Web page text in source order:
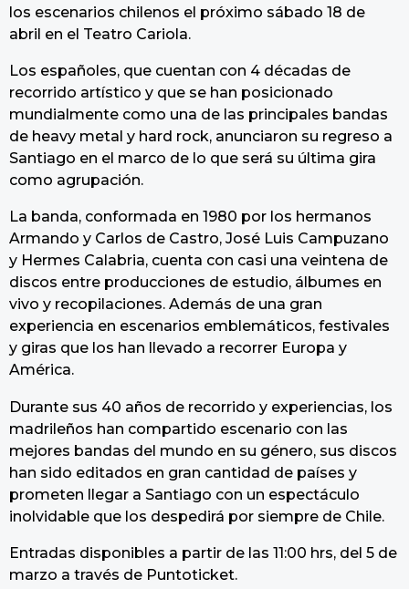
los escenarios chilenos el próximo sábado 18 de
abril en el Teatro Cariola.
Los españoles, que cuentan con 4 décadas de
recorrido artístico y que se han posicionado
mundialmente como una de las principales bandas
de heavy metal y hard rock, anunciaron su regreso a
Santiago en el marco de lo que será su última gira
como agrupación.
La banda, conformada en 1980 por los hermanos
Armando y Carlos de Castro, José Luis Campuzano
y Hermes Calabria, cuenta con casi una veintena de
discos entre producciones de estudio, álbumes en
vivo y recopilaciones. Además de una gran
experiencia en escenarios emblemáticos, festivales
y giras que los han llevado a recorrer Europa y
América.
Durante sus 40 años de recorrido y experiencias, los
madrileños han compartido escenario con las
mejores bandas del mundo en su género, sus discos
han sido editados en gran cantidad de países y
prometen llegar a Santiago con un espectáculo
inolvidable que los despedirá por siempre de Chile.
Entradas disponibles a partir de las 11:00 hrs, del 5 de
marzo a través de Puntoticket.